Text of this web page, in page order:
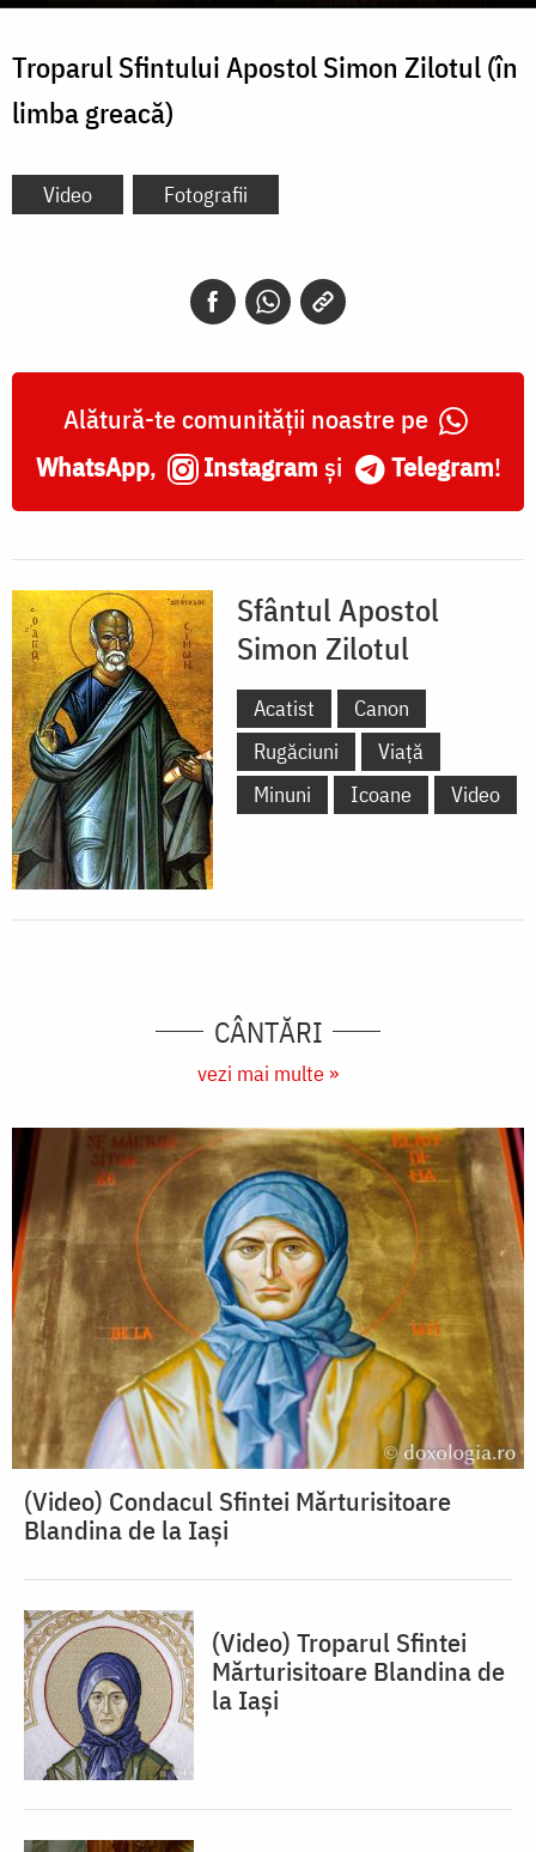
Troparul Sfintului Apostol Simon Zilotul (în
limba greacă)
Video Fotografii
Alătură-te comunității noastre pe
WhatsApp, Instagram și Telegram!
Sfântul Apostol
Simon Zilotul
Acatist
Canon
Rugăciuni
Viață
Minuni
Icoane Video
CÂNTĂRI
vezi mai multe »
(Video) Condacul Sfintei Mărturisitoare
Blandina de la Iași
(Video) Troparul Sfintei
Mărturisitoare Blandina de
la Iași